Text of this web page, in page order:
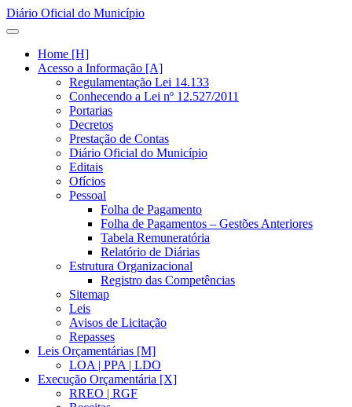
Diário Oficial do Município
Home [H]
Acesso a Informação [A]
Regulamentação Lei 14.133
Conhecendo a Lei nº 12.527/2011
Portarias
Decretos
Prestação de Contas
Diário Oficial do Município
Editais
Ofícios
Pessoal
Folha de Pagamento
Folha de Pagamentos – Gestões Anteriores
Tabela Remuneratória
Relatório de Diárias
Estrutura Organizacional
Registro das Competências
Sitemap
Leis
Avisos de Licitação
Repasses
Leis Orçamentárias [M]
LOA | PPA | LDO
Execução Orçamentária [X]
RREO | RGF